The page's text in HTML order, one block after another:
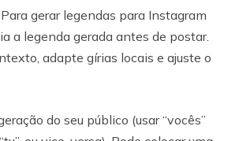
gerar legendas para Instagram
a legenda gerada antes de postar.
adapte gírias locais e ajuste o
do seu público (usar “vocês”